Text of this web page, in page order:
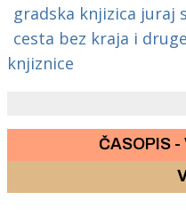
gradska knjizica juraj
cesta bez kraja i
knjiznice
ČASOPIS -